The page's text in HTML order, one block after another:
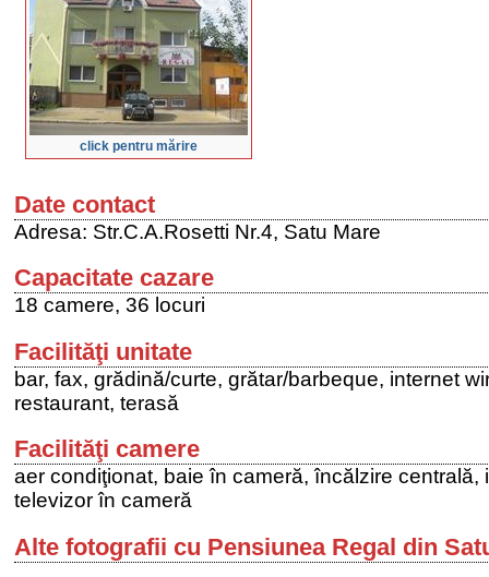
click pentru mărire
Date contact
Adresa: Str.C.A.Rosetti Nr.4, Satu Mare
Capacitate cazare
18 camere, 36 locuri
Facilităţi unitate
bar, fax, grădină/curte, grătar/barbeque, internet
restaurant, terasă
Facilităţi camere
aer condiţionat, baie în cameră, încălzire centrală,
televizor în cameră
Alte fotografii cu Pensiunea Regal din